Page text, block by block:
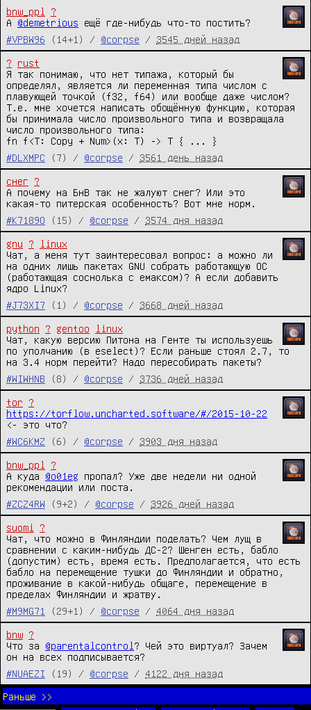
bnw_ppl
?
А @demetrious ещё где-нибудь что-то постить?
#VPBW96
(14+1) / @corpse / 3545 дней назад
?
rust
Я так понимаю, что нет типажа, который бы
определял, является ли переменная типа числом с
плавующей точкой (f32, f64) или вообще даже числом?
Т.е. мне хочется написать обощённую функцию, которая
бы принимала число произвольного типа и возвращала
число произвольного типа:
fn f<T: Copy + Num>(x: T) -> T { ... }
#DLXMPC
(7) / @corpse / 3561 день назад
снег
?
А почему на БнВ так не жалуют снег? Или это
какая-то питерская особенность? Вот мне норм.
#K7189O
(15) / @corpse / 3574 дня назад
gnu ?
linux
Чат, а меня тут заинтересовал вопрос: а можно ли
на одних лишь пакетах GNU собрать работающую ОС
(работающая соснолька с емаксом)? А если добавить
ядро Linux?
#J73XI7
(1) / @corpse / 3668 дней назад
python ? gentoo
linux
Чат, какую версию Питона на Генте ты используешь
по уполчанию (в eselect)? Если раньше стоял 2.7, то
на 3.4 норм перейти? Надо пересобирать пакеты?
#WIWHNB
(8) / @corpse / 3736 дней назад
tor
?
https://torflow.uncharted.software/#/2015-10-22
<- это что?
#WC6KMZ
(6) / @corpse / 3903 дня назад
bnw_ppl
?
А куда @o01eg пропал? Уже две недели ни одной
рекомендации или поста.
#ZCZ4RW
(9+2) / @corpse / 3926 дней назад
suomi
?
Чат, что можно в Финляндии поделать? Чем лущ в
сравнении с каким-нибудь ДС-2? Шенген есть, бабло
(допустим) есть, время есть. Предполагается, что есть
бабло на перемещение тушки до Финляндии и обратно,
проживание в какой-нибудь общаге, перемещение в
пределах Финляндии и жратву.
#M9MG71
(29+1) / @corpse / 4064 дня назад
bnw ?
Что за @parentalcontrol ? Чей это виртуал? Зачем
он на всех подписывается?
#NUAEZI
(19) / @corpse / 4122 дня назад
Раньше >>